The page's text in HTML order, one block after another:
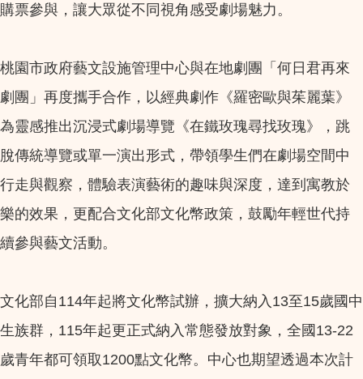
購票參與，讓大眾從不同視角感受劇場魅力。
桃園市政府藝文設施管理中心與在地劇團「何日君再來
劇團」再度攜手合作，以經典劇作《羅密歐與茱麗葉》
為靈感推出沉浸式劇場導覽《在鐵玫瑰尋找玫瑰》，跳
脫傳統導覽或單一演出形式，帶領學生們在劇場空間中
行走與觀察，體驗表演藝術的趣味與深度，達到寓教於
樂的效果，更配合文化部文化幣政策，鼓勵年輕世代持
續參與藝文活動。
文化部自114年起將文化幣試辦，擴大納入13至15歲國中
生族群，115年起更正式納入常態發放對象，全國13-22
歲青年都可領取1200點文化幣。中心也期望透過本次計